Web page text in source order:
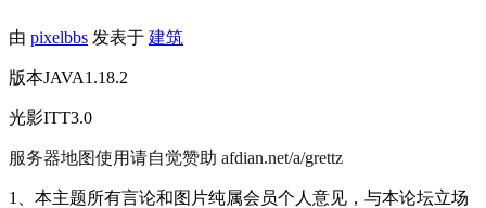
由 pixelbbs 发表于 建筑
版本JAVA1.18.2
光影ITT3.0
服务器地图使用请自觉赞助 afdian.net/a/grettz
1、本主题所有言论和图片纯属会员个人意见，与本论坛立场